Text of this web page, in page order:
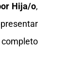
Hija/o,